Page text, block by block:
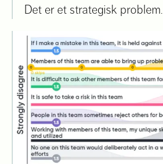
Det er et strategisk problem.